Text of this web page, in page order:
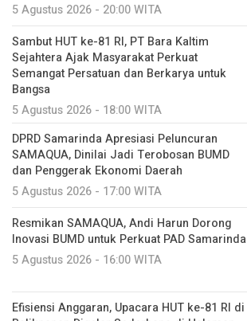
5 Agustus 2026 - 20:00 WITA
Sambut HUT ke-81 RI, PT Bara Kaltim
Sejahtera Ajak Masyarakat Perkuat
Semangat Persatuan dan Berkarya untuk
Bangsa
5 Agustus 2026 - 18:00 WITA
DPRD Samarinda Apresiasi Peluncuran
SAMAQUA, Dinilai Jadi Terobosan BUMD
dan Penggerak Ekonomi Daerah
5 Agustus 2026 - 17:00 WITA
Resmikan SAMAQUA, Andi Harun Dorong
Inovasi BUMD untuk Perkuat PAD Samarinda
5 Agustus 2026 - 16:00 WITA
Efisiensi Anggaran, Upacara HUT ke-81 RI di